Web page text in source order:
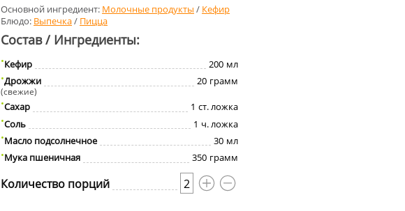
Основной ингредиент: Молочные продукты / Кефир
Блюдо: Выпечка/ Пицца
Состав / Ингредиенты:
Кефир 200 мл
Дрожжи
20 грамм
(свежие)
Сахар 1 ст. ложка
Соль
1 ч. ложка
Масло подсолнечное
30 мл
Мука пшеничная
350 грамм
Количество порций 2